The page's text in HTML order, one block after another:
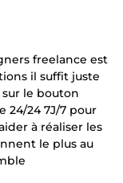
freelance est
il suffit juste
le bouton
24/24 7J/7 pour
à réaliser les
le plus au